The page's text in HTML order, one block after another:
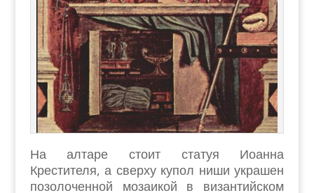
На алтаре стоит статуя Иоанна
Крестителя, а сверху купол ниши украшен
позолоченной мозаикой в византийском